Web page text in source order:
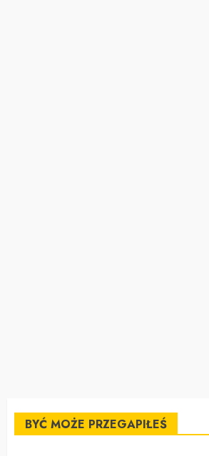
BYĆ MOŻE PRZEGAPIŁEŚ